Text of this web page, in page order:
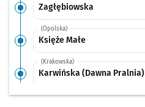
Zagłębiowska
(Opolska)
Księże Małe
(Krakowska)
Karwińska (Dawna Pralnia)
(Krakowska)